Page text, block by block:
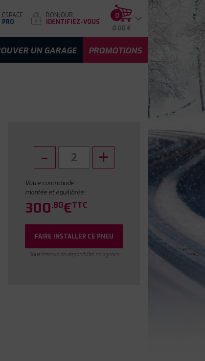
ESPACE
PRO
BONJOUR,
IDENTIFIEZ-VOUS
0
0.00 €
UN GARAGE PROMOTIONS
Votre commande
montée et équilibrée :
300.80€TTC
FAIRE INSTALLER CE PNEU
Sous réserve de disponibilité en agence